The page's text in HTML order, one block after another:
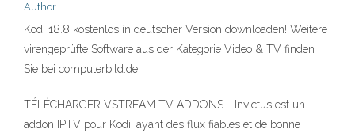
Author
Kodi 18.8 kostenlos in deutscher Version downloaden! Weitere
virengeprüfte Software aus der Kategorie Video & TV finden
Sie bei computerbild.de!
TÉLÉCHARGER VSTREAM TV ADDONS - Invictus est un
addon IPTV pour Kodi, ayant des flux fiables et de bonne